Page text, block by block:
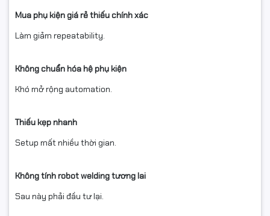
Mua phụ kiện giá rẻ thiếu chính xác
Làm giảm repeatability.
Không chuẩn hóa hệ phụ kiện
Khó mở rộng automation.
Thiếu kẹp nhanh
Setup mất nhiều thời gian.
Không tính robot welding tương lai
Sau này phải đầu tư lại.